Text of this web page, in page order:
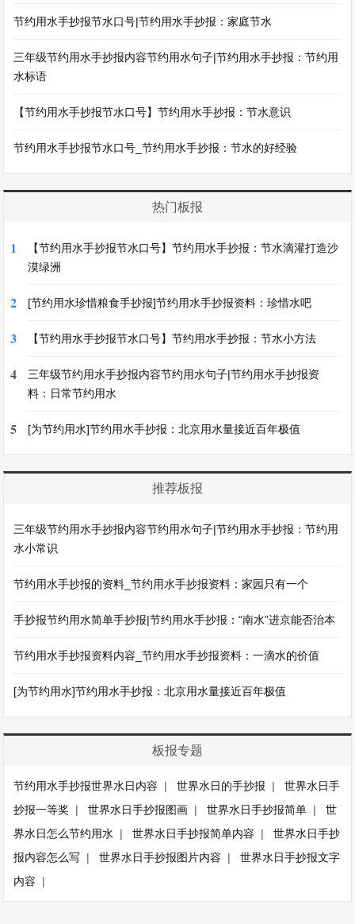
节约用水手抄报节水口号|节约用水手抄报：家庭节水
三年级节约用水手抄报内容节约用水句子|节约用水手抄报：节约用
水标语
【节约用水手抄报节水口号】节约用水手抄报：节水意识
节约用水手抄报节水口号_节约用水手抄报：节水的好经验
热门板报
1
【节约用水手抄报节水口号】节约用水手抄报：节水滴灌打造沙
漠绿洲
2 [节约用水珍惜粮食手抄报]节约用水手抄报资料：珍惜水吧
3 【节约用水手抄报节水口号】节约用水手抄报：节水小方法
4
三年级节约用水手抄报内容节约用水句子|节约用水手抄报资
料：日常节约用水
5 [为节约用水]节约用水手抄报：北京用水量接近百年极值
推荐板报
三年级节约用水手抄报内容节约用水句子|节约用水手抄报：节约用
水小常识
节约用水手抄报的资料_节约用水手抄报资料：家园只有一个
手抄报节约用水简单手抄报|节约用水手抄报：“南水”进京能否治本
节约用水手抄报资料内容_节约用水手抄报资料：一滴水的价值
[为节约用水]节约用水手抄报：北京用水量接近百年极值
板报专题
节约用水手抄报世界水日内容 |世界水日的手抄报 |世界水日手
抄报一等奖 |世界水日手抄报图画 |世界水日手抄报简单 |世
界水日怎么节约用水 |世界水日手抄报简单内容 |世界水日手抄
报内容怎么写 |世界水日手抄报图片内容 |世界水日手抄报文字
内容 |